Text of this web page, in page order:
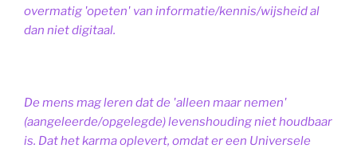
overmatig 'opeten' van informatie/kennis/wijsheid al
dan niet digitaal.
De mens mag leren dat de 'alleen maar nemen'
(aangeleerde/opgelegde) levenshouding niet houdbaar
is. Dat het karma oplevert, omdat er een Universele